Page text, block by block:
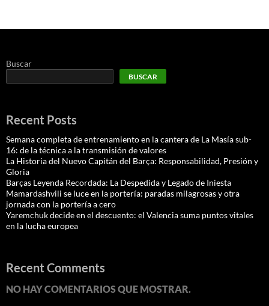
Buscar
BUSCAR
Recent Posts
Semana completa de entrenamiento en la cantera de La Masía sub-
16: de la técnica a la transmisión de valores
La Historia del Nuevo Capitán del Barça: Responsabilidad, Presión y
Gloria
Barças Leyenda Recordada: La Despedida y Legado de Iniesta
Mamardashvili se luce en la portería: paradas milagrosas y otra
jornada con la portería a cero
Yaremchuk decide en el descuento: el Valencia suma puntos vitales
en la lucha europea
Recent Comments
NO HAY COMENTARIOS QUE MOSTRAR.